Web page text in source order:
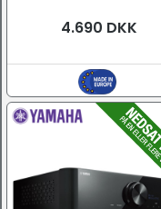
4.690 DKK